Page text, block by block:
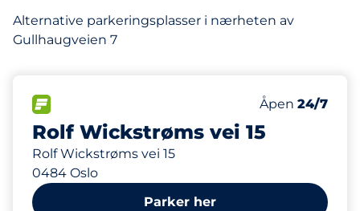
Alternative parkeringsplasser i nærheten av
Gullhaugveien 7
Rolf Wickstrøms vei 15
Rolf Wickstrøms vei 15
0484 Oslo
Antall
13
Fredag&nbsp
Åpen 24/7
224 m
Parker her